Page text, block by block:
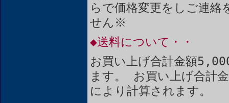
らで価格変更をしご連
せん※
◆送料について・・
お買い上げ合計金額
ます。 お買い上げ合計
により計算されます。